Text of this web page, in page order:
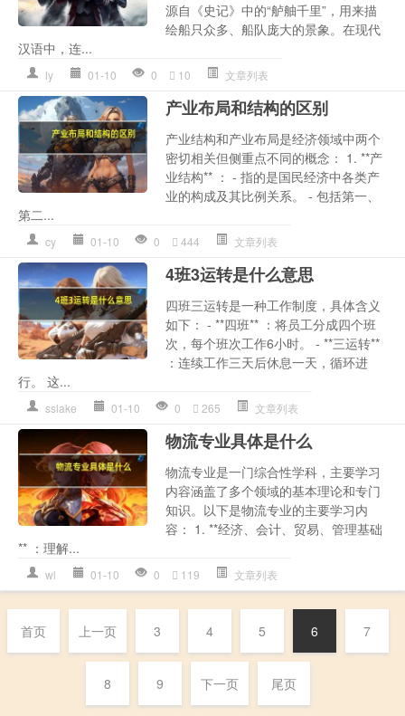
源自《史记》中的“舻舳千里”，用来描
绘船只众多、船队庞大的景象。在现代
汉语中，连...
ly 01-10 0 10 文章列表
产业布局和结构的区别
产业结构和产业布局是经济领域中两个
密切相关但侧重点不同的概念： 1. **产
业结构** ： - 指的是国民经济中各类产
业的构成及其比例关系。 - 包括第一、
第二...
cy 01-10 0 444 文章列表
4班3运转是什么意思
四班三运转是一种工作制度，具体含义
如下： - **四班** ：将员工分成四个班
次，每个班次工作6小时。 - **三运转**
：连续工作三天后休息一天，循环进
行。 这...
sslake 01-10 0 265 文章列表
物流专业具体是什么
物流专业是一门综合性学科，主要学习
内容涵盖了多个领域的基本理论和专门
知识。以下是物流专业的主要学习内
容： 1. **经济、会计、贸易、管理基础
** ：理解...
wl 01-10 0 119 文章列表
首页 上一页 3 4 5 6 7
8 9 下一页 尾页